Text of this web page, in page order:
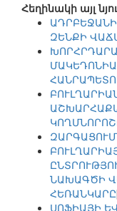
Հեղինակի այլ
ԶԵՆՔԻ
ՆԱԽԱԳԾԻ
ՀԵՌԱՆԿԱՐԸ
ՍՈՖԻԱՅԻ